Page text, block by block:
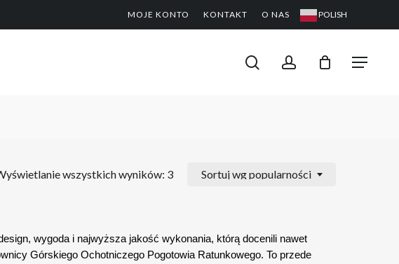
MOJE KONTO KONTAKT O NAS POLISH
Menu
searchaccount
Koszyk CLOSE
wszystkich wyników: 3 Sortuj wg popularności
wygoda i najwyższa jakość wykonania, którą docenili nawet
Górskiego Ochotniczego Pogotowia Ratunkowego. To przede